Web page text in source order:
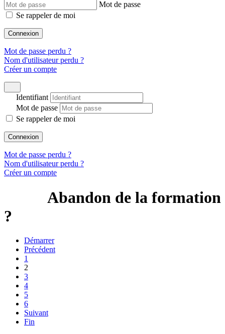
Mot de passe
Se rappeler de moi
Connexion
Mot de passe perdu ?
Nom d'utilisateur perdu ?
Créer un compte
Identifiant
Mot de passe
Se rappeler de moi
Connexion
Mot de passe perdu ?
Nom d'utilisateur perdu ?
Créer un compte
Abandon de la formation
?
Démarrer
Précédent
1
2
3
4
5
6
Suivant
Fin